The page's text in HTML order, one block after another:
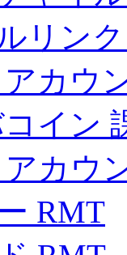
リン
カウ
イン
カウ
RMT